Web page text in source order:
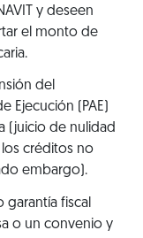
y deseen
el monto de
del
Ejecución (PAE)
(juicio de nulidad
créditos no
embargo).
garantía fiscal
o un convenio y